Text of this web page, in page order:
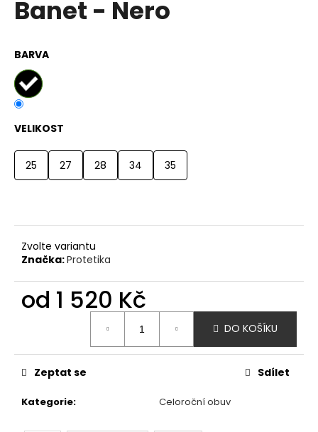
Banet - Nero
BARVA
VELIKOST
25 27 28 34 35
Zvolte variantu
Značka:Protetika
od 1 520 Kč
DO KOŠÍKU
Kategorie: Celoroční obuv
Zeptat se Sdílet
a
í
t
?
HLEDAT
D
o
p
u
j
e
e